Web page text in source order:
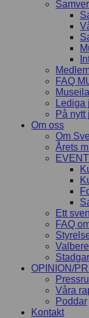
FAQ
Lediga
På nytt
Om oss
Om
Årets
EVENT
Ett
FAQ
Stadgar
OPINION/
Våra
Poddar
Kontakt